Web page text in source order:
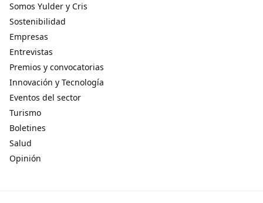
Somos Yulder y Cris
Sostenibilidad
Empresas
Entrevistas
Premios y convocatorias
Innovación y Tecnología
Eventos del sector
Turismo
Boletines
Salud
Opinión